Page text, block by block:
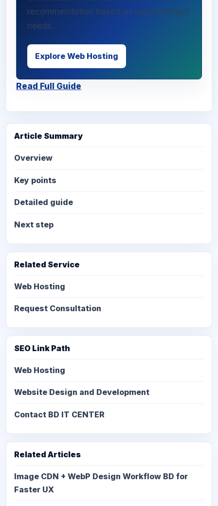
recommendation based on your business
needs.
Explore Web Hosting
Read Full Guide
Article Summary
Overview
Key points
Detailed guide
Next step
Related Service
Web Hosting
Request Consultation
SEO Link Path
Web Hosting
Website Design and Development
Contact BD IT CENTER
Related Articles
Image CDN + WebP Design Workflow BD for
Faster UX